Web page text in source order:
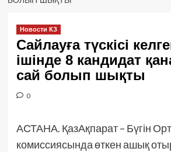
Новости КЗ
Сайлауға түскісі
ішінде 8 кандидат
сай болып шықты
0
АСТАНА. ҚазАқпарат – Бүгін
комиссиясында өткен ашық